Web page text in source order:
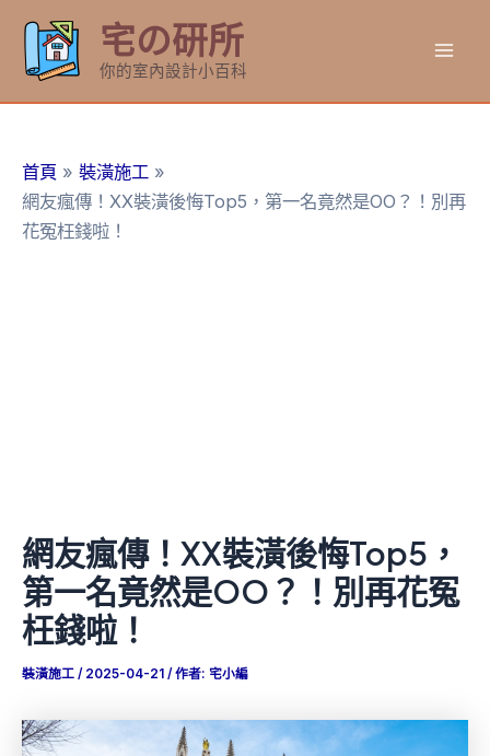
要
宅の研所
你的室內設計小百科
首頁
裝潢施工
網友瘋傳！XX裝潢後悔Top5，第一名竟然是OO？！別再
花冤枉錢啦！
網友瘋傳！XX裝潢後悔Top5，
第一名竟然是OO？！別再花冤
枉錢啦！
裝潢施工 / 2025-04-21 / 作者: 宅小編